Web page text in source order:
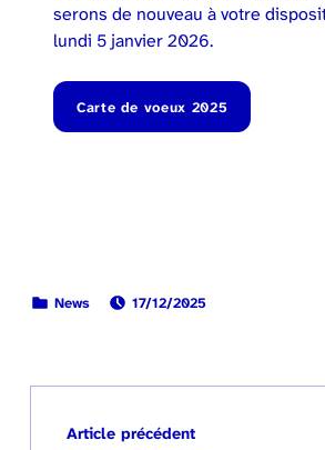
serons de nouveau à votre
lundi 5 janvier 2026.
Carte de voeux 2025
CATÉGORISÉ DANS :News
PUBLIÉ LE:
17/12/2025
Navigation de l’article
Article précédent